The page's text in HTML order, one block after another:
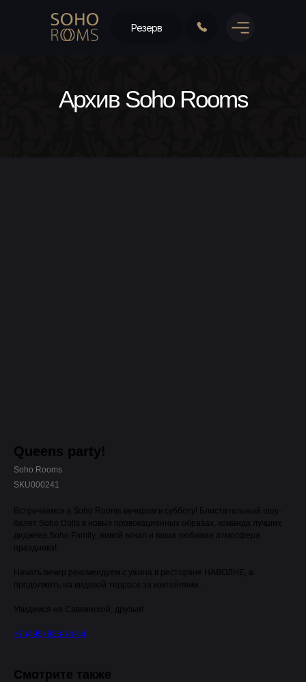
Резерв
Архив Soho Rooms
Queens party!
Soho Rooms
SKU000241
Встречаемся в Soho Rooms вечером в субботу! Блистательный шоу-
балет Soho Dolls в новых провокационных образах, команда лучших
диджеев Soho Family, живой вокал и ваша любимая атмосфера
праздника!
Начать вечер рекомендуем с ужина в ресторане НАВОЛНЕ, а
продолжить на видовой террасе за коктейлями.
Увидимся на Саввинской, друзья!
+7 (495) 988-74-44
Смотрите также